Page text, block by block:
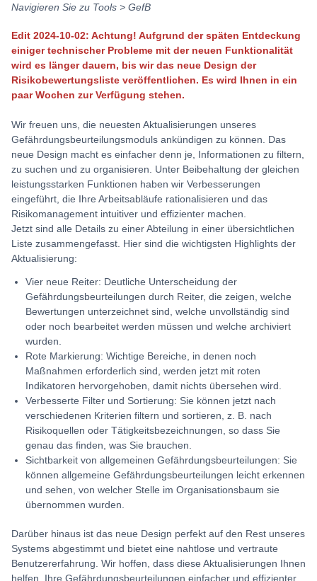
Navigieren Sie zu Tools > GefB
Edit 2024-10-02: Achtung! Aufgrund der späten Entdeckung
einiger technischer Probleme mit der neuen Funktionalität
wird es länger dauern, bis wir das neue Design der
Risikobewertungsliste veröffentlichen. Es wird Ihnen in ein
paar Wochen zur Verfügung stehen.
Wir freuen uns, die neuesten Aktualisierungen unseres
Gefährdungsbeurteilungsmoduls ankündigen zu können. Das
neue Design macht es einfacher denn je, Informationen zu filtern,
zu suchen und zu organisieren. Unter Beibehaltung der gleichen
leistungsstarken Funktionen haben wir Verbesserungen
eingeführt, die Ihre Arbeitsabläufe rationalisieren und das
Risikomanagement intuitiver und effizienter machen.
Jetzt sind alle Details zu einer Abteilung in einer übersichtlichen
Liste zusammengefasst. Hier sind die wichtigsten Highlights der
Aktualisierung:
Vier neue Reiter: Deutliche Unterscheidung der
Gefährdungsbeurteilungen durch Reiter, die zeigen, welche
Bewertungen unterzeichnet sind, welche unvollständig sind
oder noch bearbeitet werden müssen und welche archiviert
wurden.
Rote Markierung: Wichtige Bereiche, in denen noch
Maßnahmen erforderlich sind, werden jetzt mit roten
Indikatoren hervorgehoben, damit nichts übersehen wird.
Verbesserte Filter und Sortierung: Sie können jetzt nach
verschiedenen Kriterien filtern und sortieren, z. B. nach
Risikoquellen oder Tätigkeitsbezeichnungen, so dass Sie
genau das finden, was Sie brauchen.
Sichtbarkeit von allgemeinen Gefährdungsbeurteilungen: Sie
können allgemeine Gefährdungsbeurteilungen leicht erkennen
und sehen, von welcher Stelle im Organisationsbaum sie
übernommen wurden.
Darüber hinaus ist das neue Design perfekt auf den Rest unseres
Systems abgestimmt und bietet eine nahtlose und vertraute
Benutzererfahrung. Wir hoffen, dass diese Aktualisierungen Ihnen
helfen, Ihre Gefährdungsbeurteilungen einfacher und effizienter